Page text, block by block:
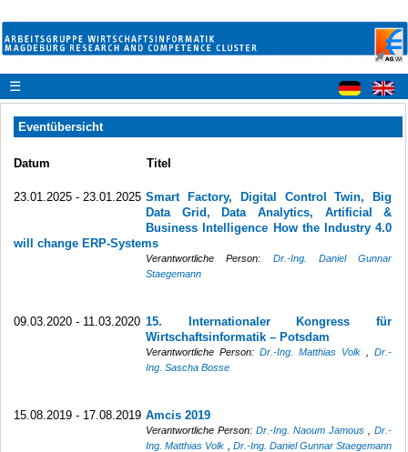
☰
Eventübersicht
Datum Titel
23.01.2025 - 23.01.2025 Smart Factory, Digital Control Twin, Big
Data Grid, Data Analytics, Artificial &
Business Intelligence How the Industry 4.0
will change ERP-Systems
Verantwortliche Person: Dr.-Ing. Daniel Gunnar
Staegemann
09.03.2020 - 11.03.2020 15. Internationaler Kongress für
Wirtschaftsinformatik – Potsdam
Verantwortliche Person:Dr.-Ing. Matthias Volk ,Dr.-
Ing. Sascha Bosse
15.08.2019 - 17.08.2019 Amcis 2019
Verantwortliche Person:Dr.-Ing. Naoum Jamous ,Dr.-
Ing. Matthias Volk
Dr.-Ing. Daniel Gunnar Staegemann